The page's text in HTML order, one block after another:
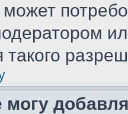
такого
могу